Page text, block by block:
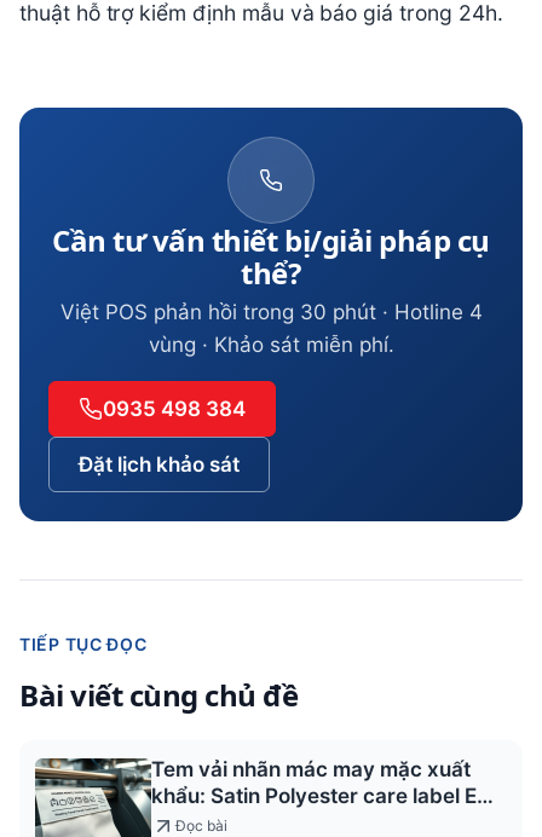
thuật hỗ trợ kiểm định mẫu và báo giá trong 24h.
Cần tư vấn thiết bị/giải pháp cụ
thể?
Việt POS phản hồi trong 30 phút · Hotline 4
vùng · Khảo sát miễn phí.
0935 498 384
Đặt lịch khảo sát
TIẾP TỤC ĐỌC
Bài viết cùng chủ đề
Tem vải nhãn mác may mặc xuất
khẩu: Satin Polyester care label EU
US Nhật
Đọc bài